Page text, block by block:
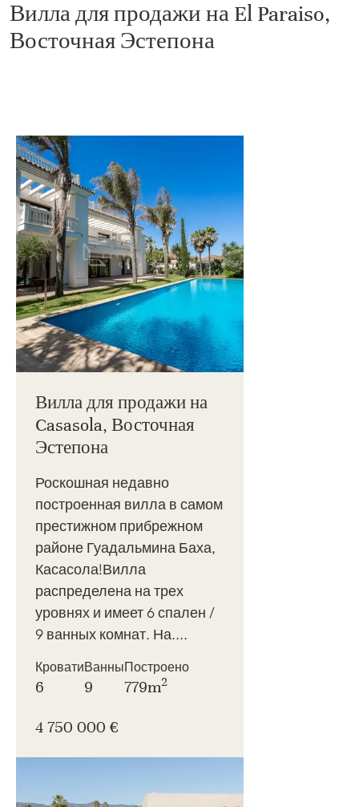
Вилла для продажи на El Paraiso,
Восточная Эстепона
Вилла для продажи на
Casasola, Восточная
Эстепона
Роскошная недавно
построенная вилла в самом
престижном прибрежном
районе Гуадальмина Баха,
Касасола!Вилла
распределена на трех
уровнях и имеет 6 спален /
9 ванных комнат. На....
Кровати
6
Ванны
9
Построено
779m2
4 750 000 €